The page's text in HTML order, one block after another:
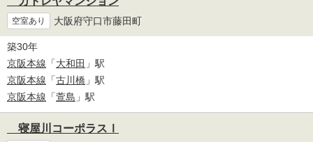
空室あり 大阪府守口市藤田町
築30年
京阪本線 「大和田 」駅
京阪本線 「古川橋 」駅
京阪本線 「萱島 」駅
寝屋川コーポラスⅠ